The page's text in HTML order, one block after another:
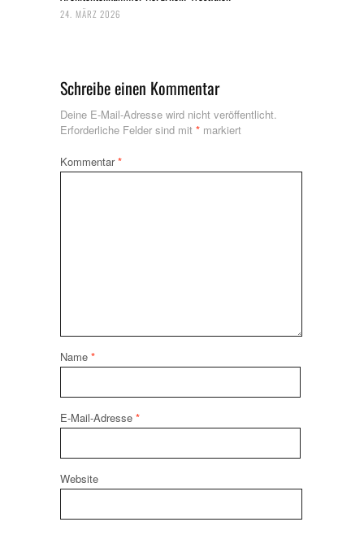
24. MÄRZ 2026
Schreibe einen Kommentar
Deine E-Mail-Adresse wird nicht veröffentlicht.
Erforderliche Felder sind mit * markiert
Kommentar*
Name *
E-Mail-Adresse *
Website